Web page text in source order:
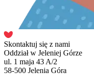
Skontaktuj się z nami
Oddział w Jeleniej Górze
ul. 1 maja 43 A/2
58-500 Jelenia Góra